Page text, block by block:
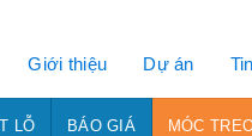
Giới thiệu Dự án
LỖ BÁO GIÁ MÓC